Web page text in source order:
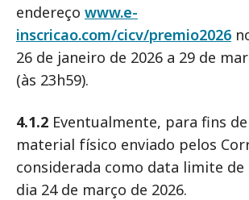
endereço www.e-
inscricao.com/cicv/premio2026
26 de janeiro de 2026 a 29 de
(às 23h59).
4.1.2 Eventualmente, para fins
material físico enviado pelos
considerada como data limite
dia 24 de março de 2026.